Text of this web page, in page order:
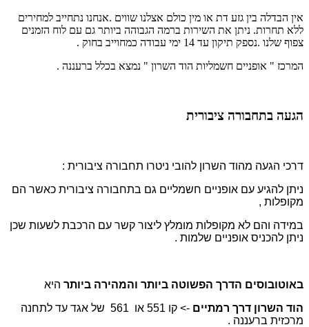
אין הבדלה בין גזע דת או מין כולם אצלנו שווים .אנחנו נתחייב למחירים
ללא תחרות. ניתן את השירות ברמה הגבוהה ביותר גם עם לוח הזמנים
צפוף שלנו .נספק תיקון עד 14 ימי עבודה כמחוייב בחוק .
המרכז " אופניים חשמליות הוד השרון " נמצא בכלל ברעננה .
הגעה בתחבורה ציבורית
דרכי הגעה מהוד השרון להובי ניטרו תחבורה ציבורית :
ניתן להגיע עם אופניים חשמליים גם בתחבורה ציבורית כאשר הם
מקופלות ,
במידה והם לא מקופלות מומלץ ליצור קשר עם הרכבת לשעות שכן
ניתן להכניס אופניים שלמות .
באוטובוסים הדרך הפשוטה ביותר והמהירה ביותר היא
הוד השרון דרך רמתיים
-> קו 551 או 561 של אגד עד לתחנה
מרכזית ברעננה .